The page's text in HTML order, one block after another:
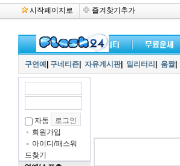
시작페이지로 즐겨찾기추가
구연예 구네티즌 자유게시판| 밀리터리 움짤|
자동
회원가입
아이디/패스워
드찾기